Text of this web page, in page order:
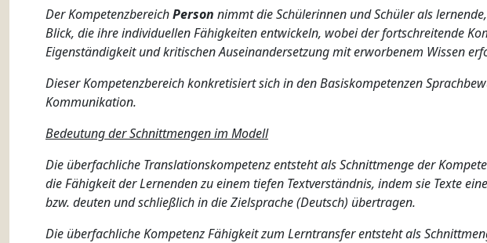
Der KompetenzbereichPerson nimmt die Schülerinnen und Schüler als
Blick, die ihre individuellen Fähigkeiten entwickeln, wobei der fortschreitende
Eigenständigkeit und kritischen Auseinandersetzung mit erworbenem Wissen
Dieser Kompetenzbereich konkretisiert sich in den Basiskompetenzen
Kommunikation.
Bedeutung der Schnittmengen im Modell
Die überfachliche Translationskompetenz entsteht als Schnittmenge der
die Fähigkeit der Lernenden zu einem tiefen Textverständnis, indem sie Texte
bzw. deuten und schließlich in die Zielsprache (Deutsch) übertragen.
Die überfachliche Kompetenz Fähigkeit zum Lerntransfer entsteht als